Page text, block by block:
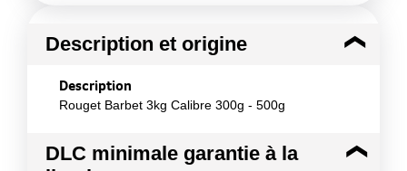
Description et origine
Description
Rouget Barbet 3kg Calibre 300g - 500g
DLC minimale garantie à la